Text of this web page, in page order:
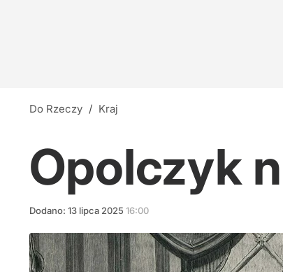
Do Rzeczy / Kraj
Opolczyk
Dodano: 13 lipca 2025 16:00